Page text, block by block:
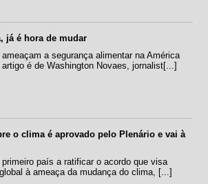
já é hora de mudar
a segurança alimentar na América
é de Washington Novaes, jornalist[...]
o clima é aprovado pelo Plenário e vai à
país a ratificar o acordo que visa
à ameaça da mudança do clima, [...]